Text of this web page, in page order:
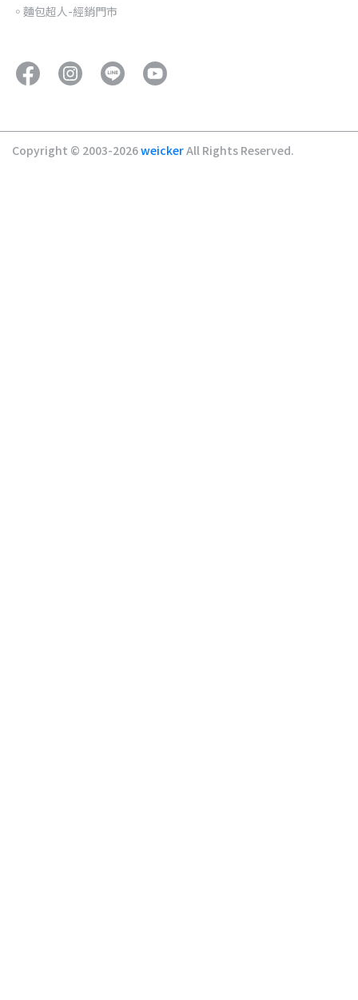
◦麵包超人-經銷門市
Copyright © 2003-2026weickerAll Rights Reserved.